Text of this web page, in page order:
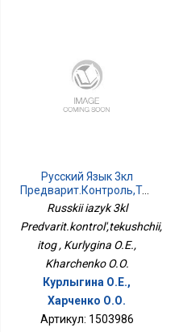
Русский Язык 3кл
Предварит.контроль,текущий,
Итог
Russkii iazyk 3kl
Predvarit.kontrol',tekushchii,
itog , Kurlygina O.E.,
Kharchenko O.O.
Курлыгина О.Е.,
Харченко О.О.
Артикул: 1503986